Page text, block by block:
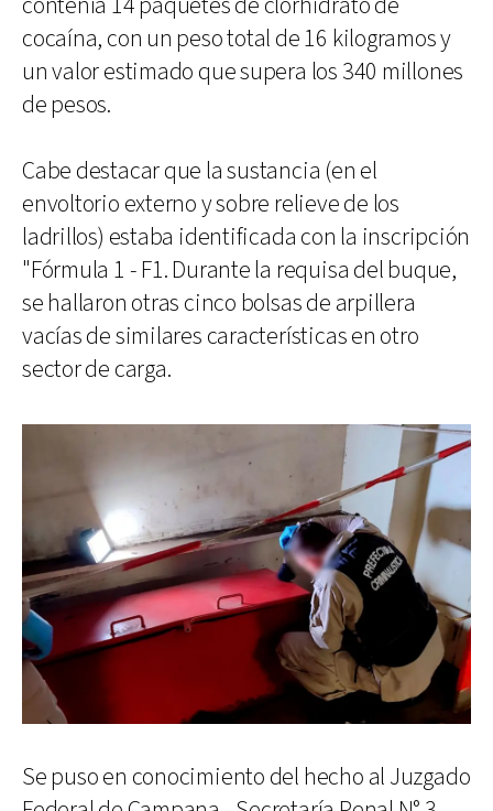
cocaína, con un peso total de 16 kilogramos y
un valor estimado que supera los 340 millones
de pesos.
Cabe destacar que la sustancia (en el
envoltorio externo y sobre relieve de los
ladrillos) estaba identificada con la inscripción
"Fórmula 1 - F1. Durante la requisa del buque,
se hallaron otras cinco bolsas de arpillera
vacías de similares características en otro
sector de carga.
Se puso en conocimiento del hecho al Juzgado